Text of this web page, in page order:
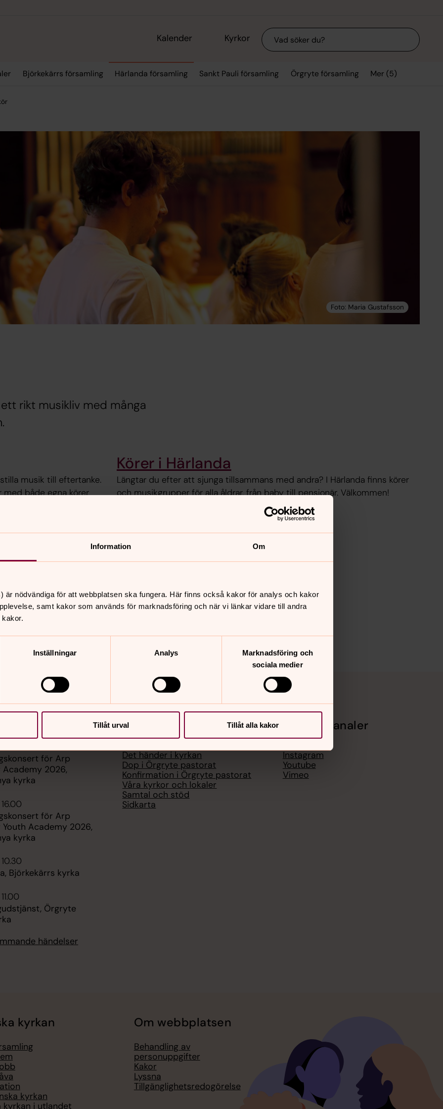
Information Om
är nödvändiga för att webbplatsen ska fungera. Här finns också kakor för analys och kakor
samt kakor som används för marknadsföring och när vi länkar vidare till andra
Inställningar Analys
Marknadsföring och
sociala medier
Tillåt urval Tillåt alla kakor
Kalender Kyrkor Sök
Björkekärrs församling Härlanda församling Sankt Pauli församling Örgryte församling Mer (5)
rikt musikliv med många
musik till eftertanke.
både egna körer
Körer i Härlanda
Längtar du efter att sjunga tillsammans med andra? I Härlanda finns körer
och musikgrupper för alla åldrar, från baby till pensionär. Välkommen!
för Arp
Academy 2026,
kyrka
för Arp
Youth Academy 2026,
kyrka
Björkekärrs kyrka
Örgryte
händelser
Hitta snabbt
Det händer i kyrkan
Dop i Örgryte pastorat
Konfirmation i Örgryte pastorat
Våra kyrkor och lokaler
Samtal och stöd
Sidkarta
Sociala kanaler
Instagram
Youtube
Vimeo
kyrkan
kyrkan
kyrkan i utlandet
Om webbplatsen
Behandling av
personuppgifter
Kakor
Lyssna
Tillgänglighetsredogörelse